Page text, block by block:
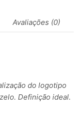
Avaliações (0)
do logotipo
Definição ideal.